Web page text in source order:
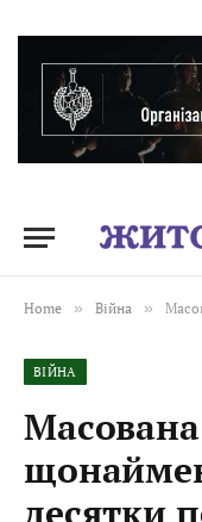
Home » Війна »
ВІЙНА
десятки